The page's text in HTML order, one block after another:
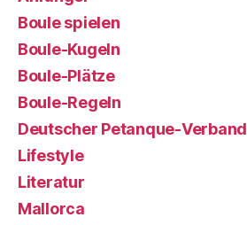
Boule spielen
Boule-Kugeln
Boule-Plätze
Boule-Regeln
Deutscher Petanque-Verband
Lifestyle
Literatur
Mallorca